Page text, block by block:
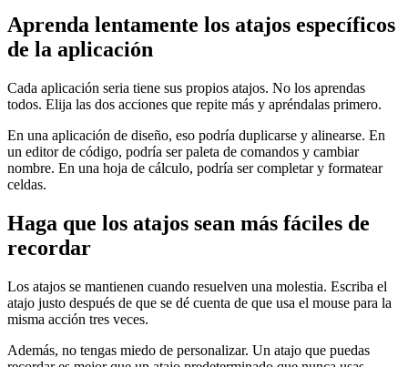
Aprenda lentamente los atajos específicos
de la aplicación
Cada aplicación seria tiene sus propios atajos. No los aprendas
todos. Elija las dos acciones que repite más y apréndalas primero.
En una aplicación de diseño, eso podría duplicarse y alinearse. En
un editor de código, podría ser paleta de comandos y cambiar
nombre. En una hoja de cálculo, podría ser completar y formatear
celdas.
Haga que los atajos sean más fáciles de
recordar
Los atajos se mantienen cuando resuelven una molestia. Escriba el
atajo justo después de que se dé cuenta de que usa el mouse para la
misma acción tres veces.
Además, no tengas miedo de personalizar. Un atajo que puedas